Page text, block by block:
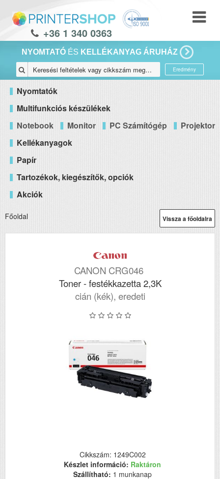
+36 1 340 0363
NYOMTATÓ ÉS KELLÉKANYAG ÁRUHÁZ
Eredmény
Nyomtatók
Multifunkciós készülékek
Notebook
Monitor PC Számítógép
Projektor
Kellékanyagok
Papír
Tartozékok, kiegészítők, opciók
Akciók
Vissza a főoldalra
Főoldal
CANON CRG046
Toner - festékkazetta 2,3K
cián (kék), eredeti
Cikkszám: 1249C002
Készlet információ: Raktáron
Szállítható: 1 munkanap